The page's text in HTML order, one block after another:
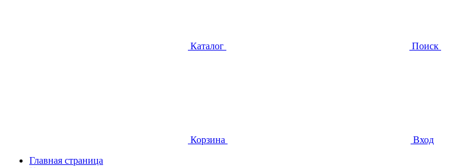
Каталог Поиск
Корзина
Вход
Главная страница